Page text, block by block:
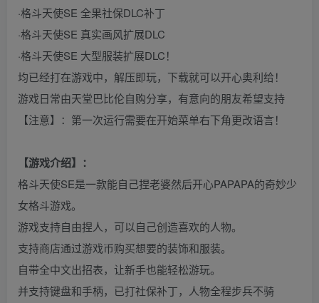
·格斗天使SE 全果社保DLC补丁
·格斗天使SE 真实画风扩展DLC
·格斗天使SE 大型服装扩展DLC！
均已经打在游戏中，解压即玩，下载就可以开心奥利给！
游戏日常由天堂巴比伦自购分享，有意向的朋友希望支持
【注意】：第一次运行需要在开始菜单右下角更改语言！
【游戏介绍】：
格斗天使SE是一款能自己捏老婆然后开心PAPAPA的奇妙少
女格斗游戏。
游戏支持自由捏人，可以自己创造喜欢的人物。
支持商店通过游戏币购买想要的装饰和服装。
自带全中文出招表，让新手也能轻松游玩。
并支持键盘和手柄，已打社保补丁，人物全程步兵不骑